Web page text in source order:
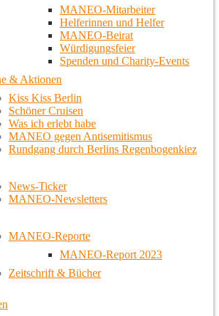
MANEO-Mitarbeiter
Helferinnen und Helfer
MANEO-Beirat
Würdigungsfeier
Spenden und Charity-Events
& Aktionen
Kiss Kiss Berlin
Schöner Cruisen
Was ich erlebt habe
MANEO gegen Antisemitismus
Rundgang durch Berlins Regenbogenkiez
News-Ticker
MANEO-Newsletters
MANEO-Reporte
MANEO-Report 2023
Zeitschrift & Bücher